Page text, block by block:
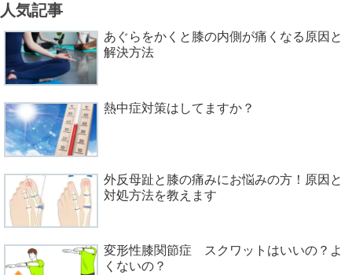
人気記事
あぐらをかくと膝の内側が痛くなる原因と
解決方法
熱中症対策はしてますか？
外反母趾と膝の痛みにお悩みの方！原因と
対処方法を教えます
変形性膝関節症 スクワットはいいの？よ
くないの？